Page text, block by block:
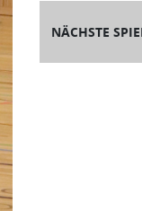
NÄCHSTE